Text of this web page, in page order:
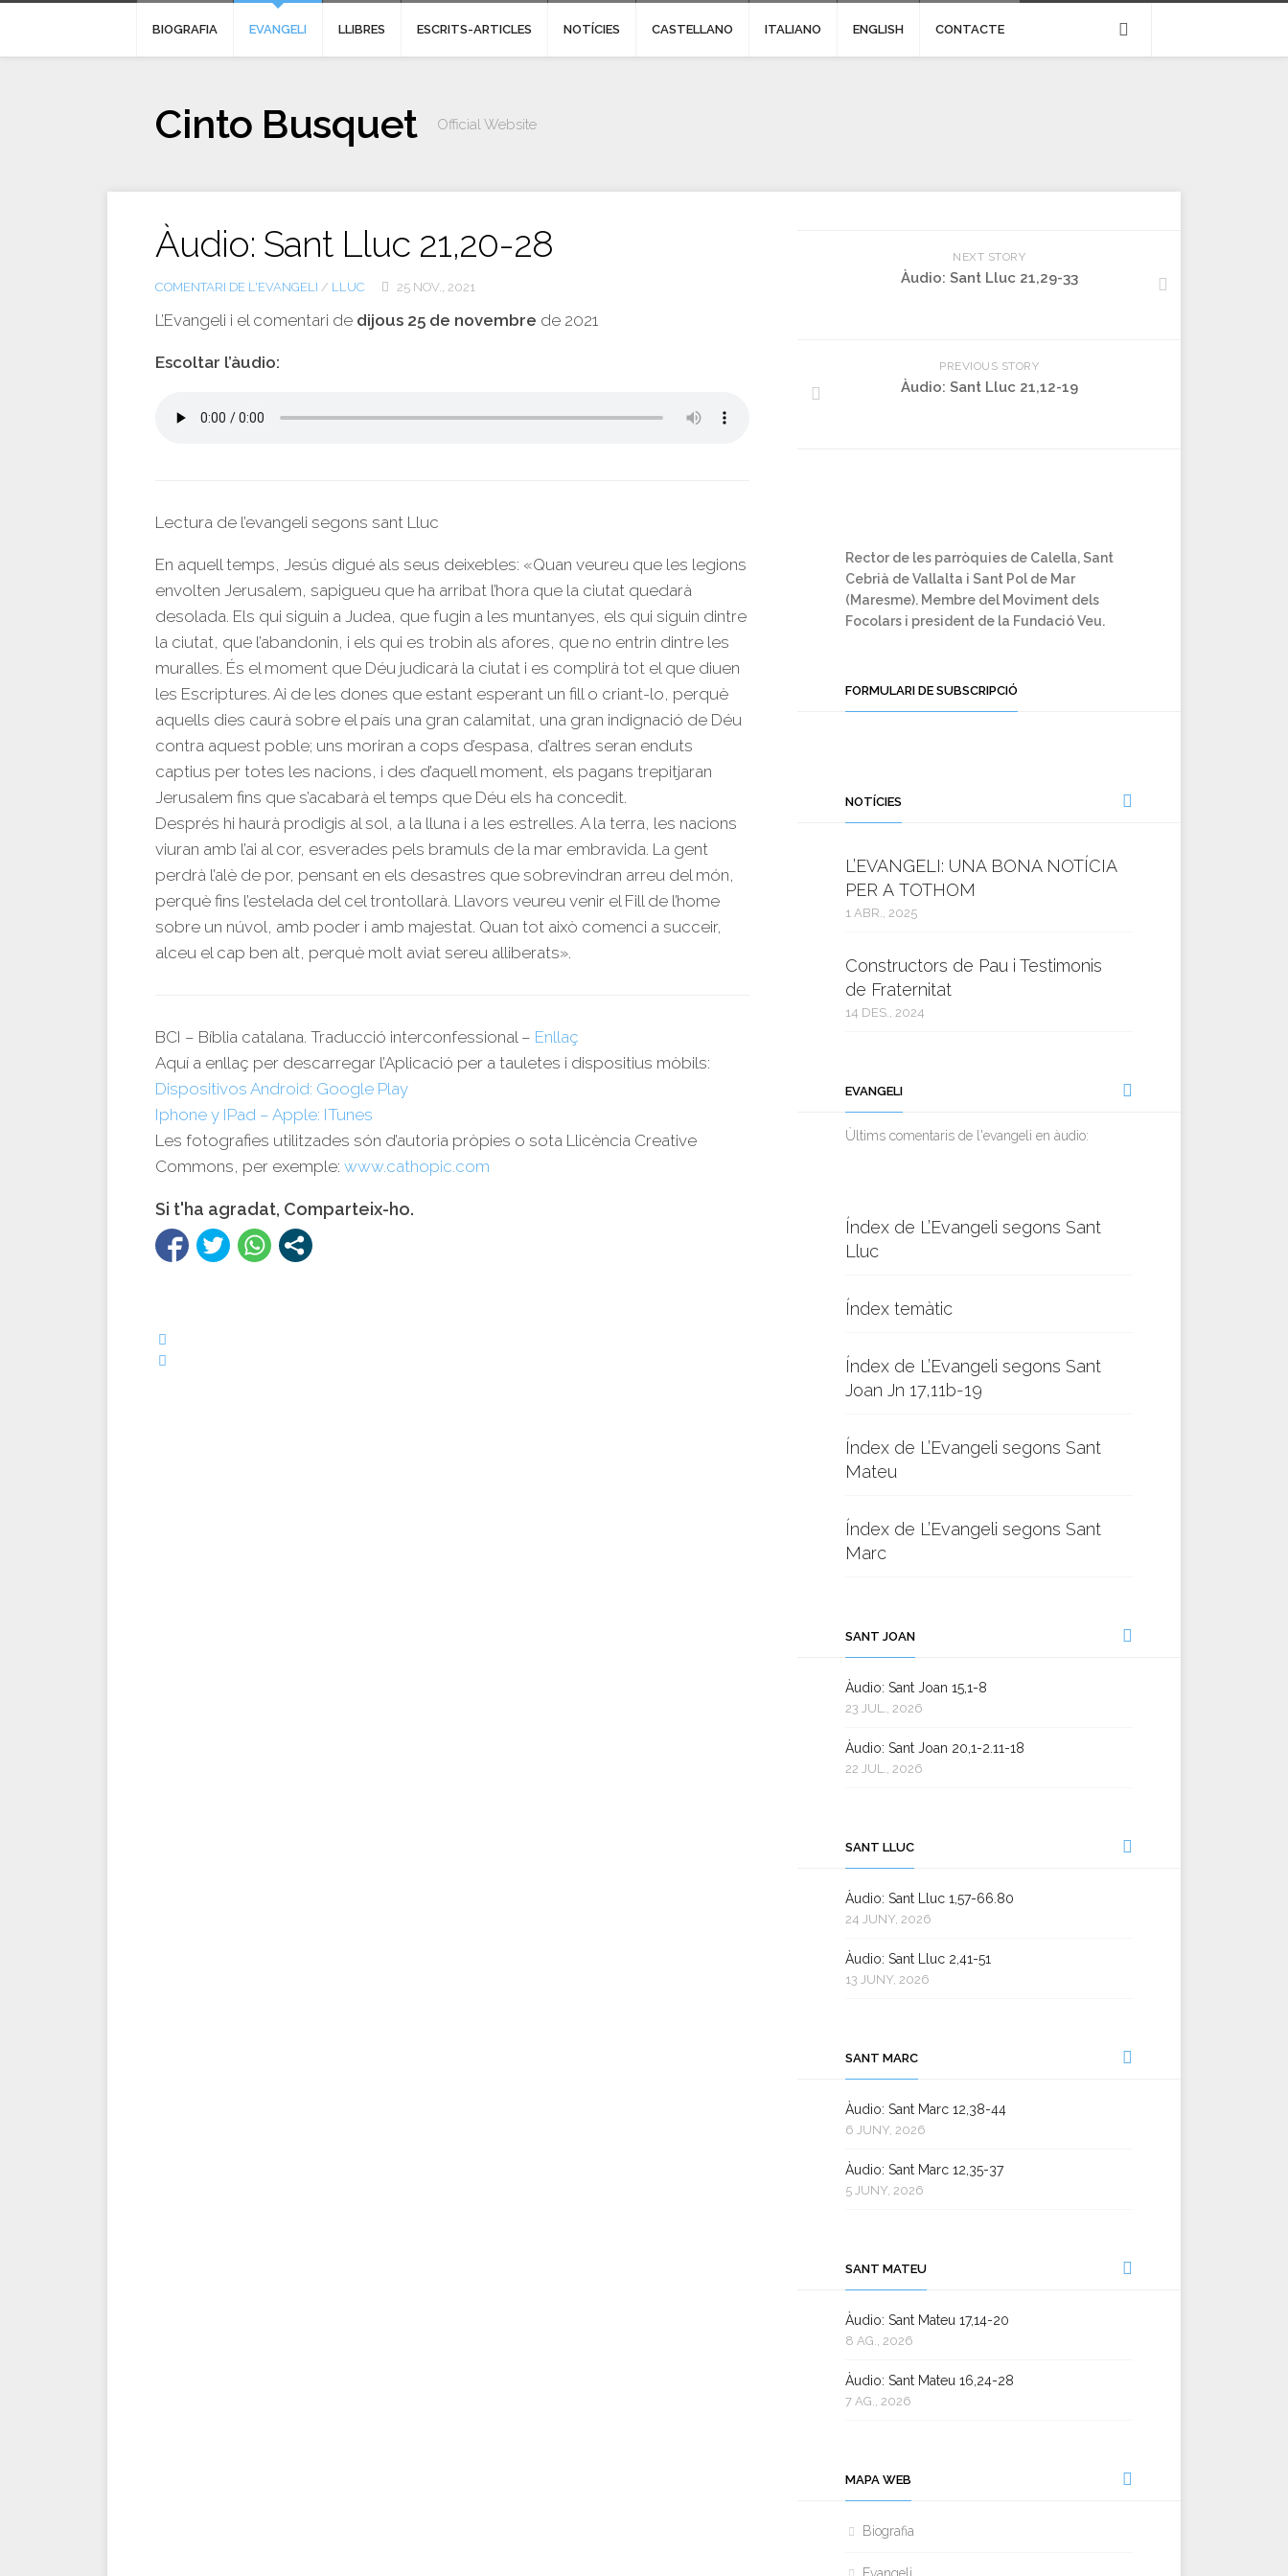
BIOGRAFIA EVANGELI LLIBRES ESCRITS-ARTICLES NOTÍCIES CASTELLANO ITALIANO ENGLISH CONTACTE
Cinto Busquet Official Website
Àudio: Sant Lluc 21,20-28
COMENTARI DE L'EVANGELI / LLUC 25 NOV., 2021
L’Evangeli i el comentari de dijous 25 de novembre de 2021
Escoltar l’àudio:
Lectura de l’evangeli segons sant Lluc
En aquell temps, Jesús digué als seus deixebles: «Quan veureu que les legions
envolten Jerusalem, sapigueu que ha arribat l’hora que la ciutat quedarà
desolada. Els qui siguin a Judea, que fugin a les muntanyes, els qui siguin dintre
la ciutat, que l’abandonin, i els qui es trobin als afores, que no entrin dintre les
muralles. És el moment que Déu judicarà la ciutat i es complirà tot el que diuen
les Escriptures. Ai de les dones que estant esperant un fill o criant-lo, perquè
aquells dies caurà sobre el país una gran calamitat, una gran indignació de Déu
contra aquest poble; uns moriran a cops d’espasa, d’altres seran enduts
captius per totes les nacions, i des d’aquell moment, els pagans trepitjaran
Jerusalem fins que s’acabarà el temps que Déu els ha concedit.
Després hi haurà prodigis al sol, a la lluna i a les estrelles. A la terra, les nacions
viuran amb l’ai al cor, esverades pels bramuls de la mar embravida. La gent
perdrà l’alè de por, pensant en els desastres que sobrevindran arreu del món,
perquè fins l’estelada del cel trontollarà. Llavors veureu venir el Fill de l’home
sobre un núvol, amb poder i amb majestat. Quan tot això comenci a succeir,
alceu el cap ben alt, perquè molt aviat sereu alliberats».
BCI – Bíblia catalana. Traducció interconfessional – Enllaç
Aquí a enllaç per descarregar l’Aplicació per a tauletes i dispositius mòbils:
Dispositivos Android: Google Play
Iphone y IPad – Apple: ITunes
Les fotografies utilitzades són d’autoria pròpies o sota Llicència Creative
Commons, per exemple: www.cathopic.com
Si t'ha agradat, Comparteix-ho.
NEXT STORY
Àudio: Sant Lluc 21,29-33
PREVIOUS STORY
Àudio: Sant Lluc 21,12-19
Rector de les parròquies de Calella, Sant
Cebrià de Vallalta i Sant Pol de Mar
(Maresme). Membre del Moviment dels
Focolars i president de la Fundació Veu.
FORMULARI DE SUBSCRIPCIÓ
NOTÍCIES
L’EVANGELI: UNA BONA NOTÍCIA
PER A TOTHOM
1 ABR., 2025
Constructors de Pau i Testimonis
de Fraternitat
14 DES., 2024
EVANGELI
Ùltims comentaris de l'evangeli en àudio:
Índex de L’Evangeli segons Sant
Lluc
Índex temàtic
Índex de L’Evangeli segons Sant
Joan Jn 17,11b-19
Índex de L’Evangeli segons Sant
Mateu
Índex de L’Evangeli segons Sant
Marc
SANT JOAN
Àudio: Sant Joan 15,1-8
23 JUL., 2026
Àudio: Sant Joan 20,1-2.11-18
22 JUL., 2026
SANT LLUC
Àudio: Sant Lluc 1,57-66.80
24 JUNY, 2026
Àudio: Sant Lluc 2,41-51
13 JUNY, 2026
SANT MARC
Àudio: Sant Marc 12,38-44
6 JUNY, 2026
Àudio: Sant Marc 12,35-37
5 JUNY, 2026
SANT MATEU
Àudio: Sant Mateu 17,14-20
8 AG., 2026
Àudio: Sant Mateu 16,24-28
7 AG., 2026
MAPA WEB
Biografia